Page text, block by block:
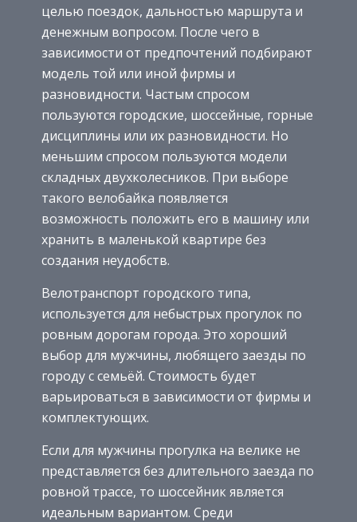
целью поездок, дальностью маршрута и
денежным вопросом. После чего в
зависимости от предпочтений подбирают
модель той или иной фирмы и
разновидности. Частым спросом
пользуются городские, шоссейные, горные
дисциплины или их разновидности. Но
меньшим спросом пользуются модели
складных двухколесников. При выборе
такого велобайка появляется
возможность положить его в машину или
хранить в маленькой квартире без
создания неудобств.
Велотранспорт городского типа,
используется для небыстрых прогулок по
ровным дорогам города. Это хороший
выбор для мужчины, любящего заезды по
городу с семьёй. Стоимость будет
варьироваться в зависимости от фирмы и
комплектующих.
Если для мужчины прогулка на велике не
представляется без длительного заезда по
ровной трассе, то шоссейник является
идеальным вариантом. Среди